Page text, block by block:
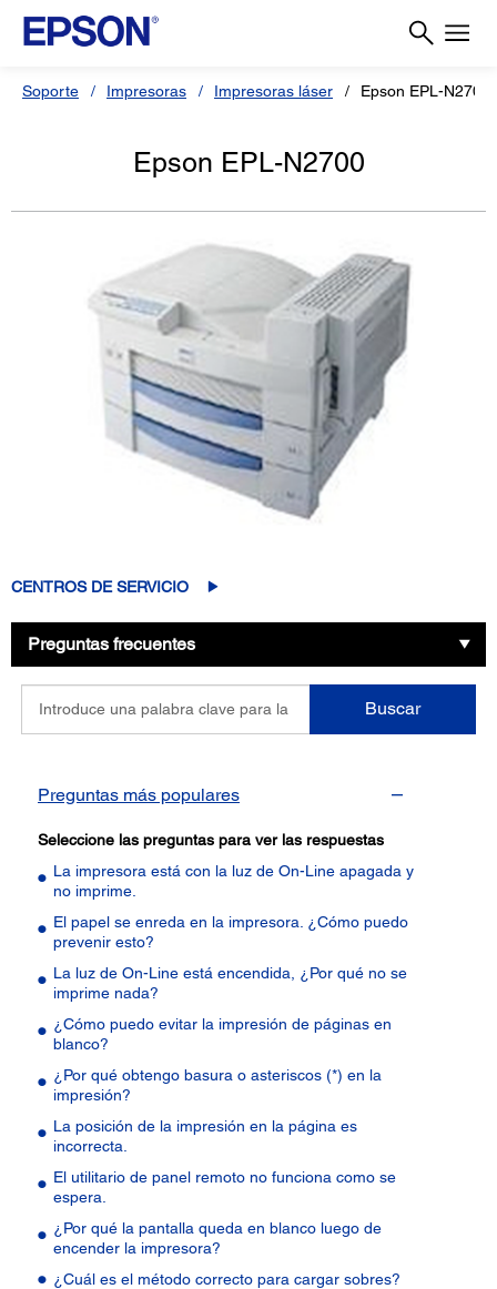
Soporte Impresoras Impresoras láser Epson EPL-N2700
Epson EPL-N2700
CENTROS DE SERVICIO
Preguntas frecuentes
una
palabra
Buscar
Preguntas más populares
Seleccione las preguntas para ver las respuestas
La impresora está con la luz de On-Line apagada y
no imprime.
El papel se enreda en la impresora. ¿Cómo puedo
prevenir esto?
La luz de On-Line está encendida, ¿Por qué no se
imprime nada?
¿Cómo puedo evitar la impresión de páginas en
blanco?
¿Por qué obtengo basura o asteriscos (*) en la
impresión?
La posición de la impresión en la página es
incorrecta.
El utilitario de panel remoto no funciona como se
espera.
¿Por qué la pantalla queda en blanco luego de
encender la impresora?
¿Cuál es el método correcto para cargar sobres?